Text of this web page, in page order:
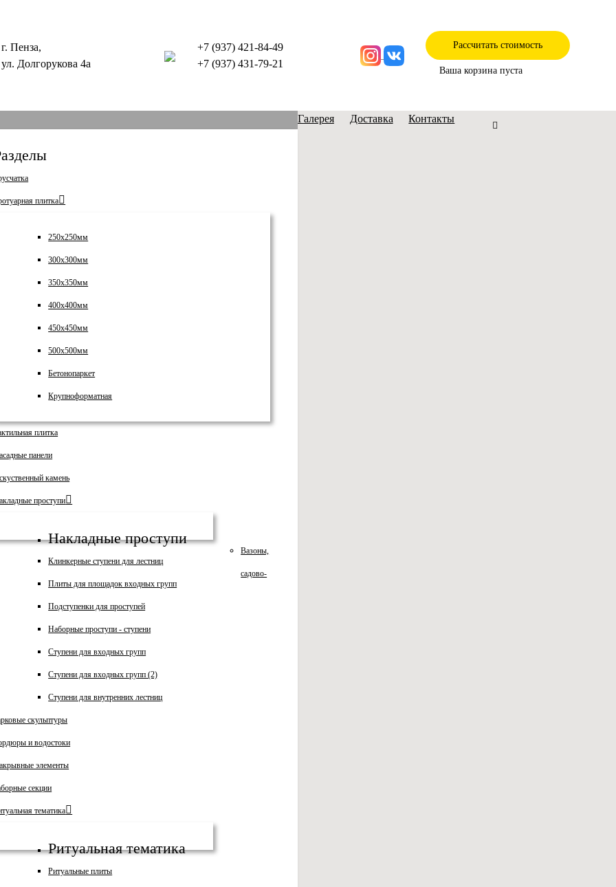
г. Пенза,
ул. Долгорукова 4а
+7 (937) 421-84-49
+7 (937) 431-79-21
Рассчитать стоимость
Ваша корзина пуста
плитка
250х250мм
300х300мм
350х350мм
400х400мм
450х450мм
500х500мм
Бетонопаркет
Крупноформатная
плитка
панели
камень
проступи
Накладные проступи
Клинкерные ступени для лестниц
Плиты для площадок входных групп
Подступенки для проступей
Наборные проступи - ступени
Ступени для входных групп
Ступени для входных групп (2)
Ступени для внутренних лестниц
Вазоны,
садово-
скульптуры
и водостоки
элементы
секции
тематика
Ритуальная тематика
Ритуальные плиты
Галерея Доставка Контакты